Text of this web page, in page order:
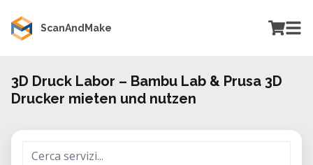
ScanAndMake
3D Druck Labor – Bambu Lab & Prusa 3D
Drucker mieten und nutzen